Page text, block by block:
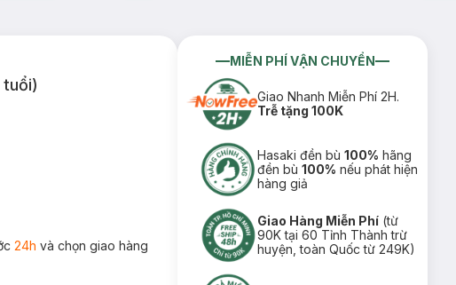
tuổi)
24h và chọn giao hàng
MIỄN PHÍ VẬN CHUYỂN
Giao Nhanh Miễn Phí 2H.
Trễ tặng 100K
Hasaki đền bù100% hãng
đền bù100% nếu phát hiện
hàng giả
Giao Hàng Miễn Phí (từ
90K tại 60 Tỉnh Thành trừ
huyện, toàn Quốc từ 249K)